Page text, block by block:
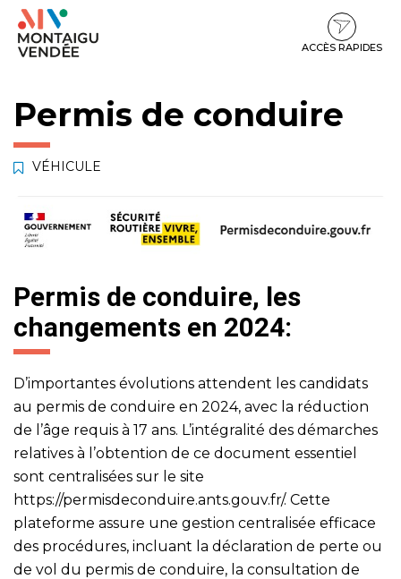
Gestion des traceurs
Aller
Aller
contenu
Aller
pied
ACCÈS RAPIDES
Permis de conduire
VÉHICULE
Permis de conduire, les
changements en 2024:
D’importantes évolutions attendent les candidats
au permis de conduire en 2024, avec la réduction
de l’âge requis à 17 ans. L’intégralité des démarches
relatives à l’obtention de ce document essentiel
sont centralisées sur le site
https://permisdeconduire.ants.gouv.fr/. Cette
plateforme assure une gestion centralisée efficace
des procédures, incluant la déclaration de perte ou
de vol du permis de conduire, la consultation de